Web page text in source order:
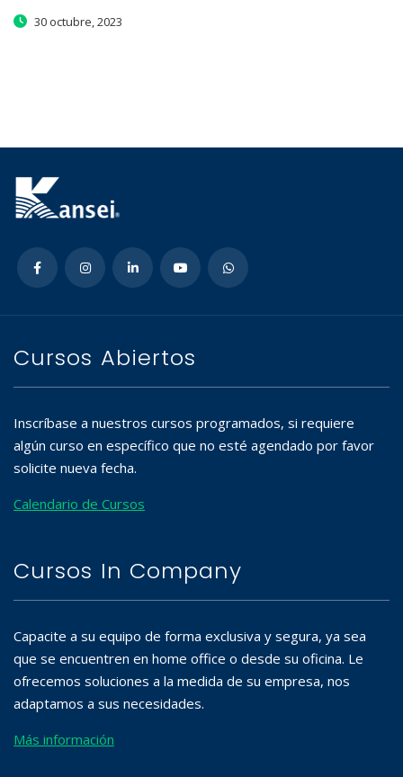
30 octubre, 2023
Cursos Abiertos
Inscríbase a nuestros cursos programados, si requiere
algún curso en específico que no esté agendado por favor
solicite nueva fecha.
Calendario de Cursos
Cursos In Company
Capacite a su equipo de forma exclusiva y segura, ya sea
que se encuentren en home office o desde su oficina. Le
ofrecemos soluciones a la medida de su empresa, nos
adaptamos a sus necesidades.
Más información